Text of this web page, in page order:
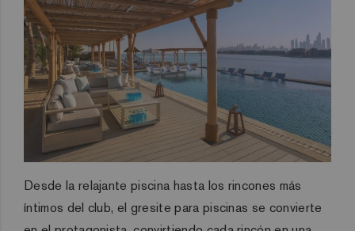
Desde la relajante piscina hasta los rincones más
íntimos del club, el gresite para piscinas se convierte